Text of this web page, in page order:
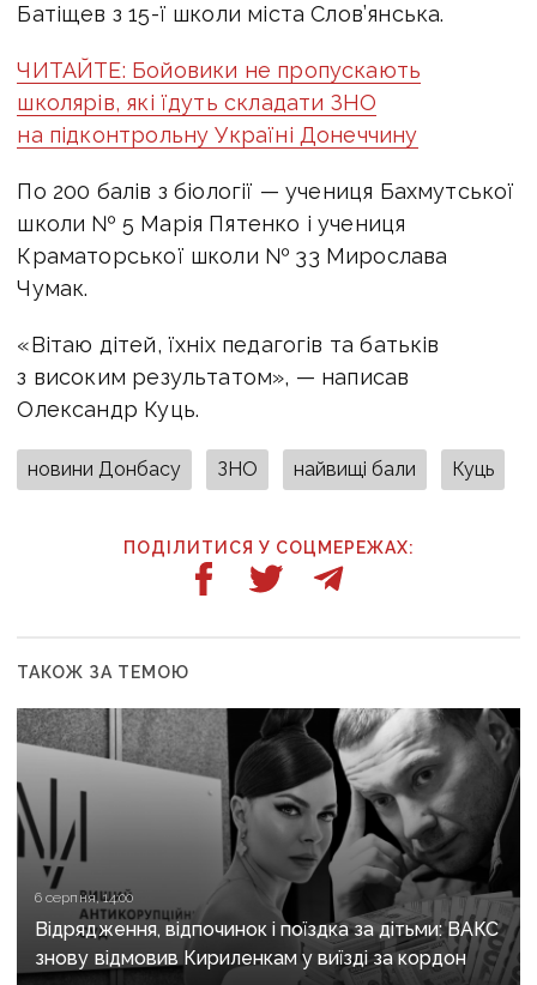
Батіщев з 15-ї школи міста Слов’янська.
ЧИТАЙТЕ: Бойовики не пропускають
школярів, які їдуть складати ЗНО
на підконтрольну Україні Донеччину
По 200 балів з біології — учениця Бахмутської
школи № 5 Марія Пятенко і учениця
Краматорської школи № 33 Мирослава
Чумак.
«Вітаю дітей, їхніх педагогів та батьків
з високим результатом», — написав
Олександр Куць.
новини Донбасу ЗНО найвищі бали Куць
ПОДІЛИТИСЯ У СОЦМЕРЕЖАХ:
ТАКОЖ ЗА ТЕМОЮ
6 серпня, 14:00
Відрядження, відпочинок і поїздка за дітьми: ВАКС
знову відмовив Кириленкам у виїзді за кордон